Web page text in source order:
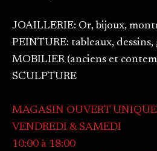
JOAILLERIE: Or, bijoux,
PEINTURE: tableaux, dessins,
MOBILIER (anciens et
SCULPTURE
MAGASIN OUVERT
VENDREDI & SAMEDI
10:00 à 18:00